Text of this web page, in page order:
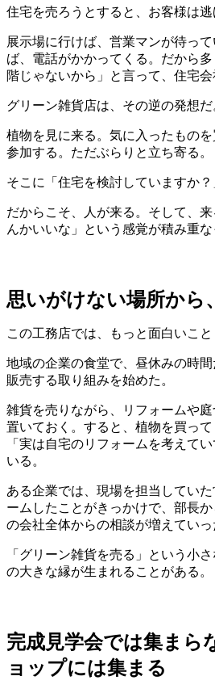
住宅を売ろうとすると、お客様は逃
展示場に行けば、営業マンが待っ
ば、電話がかかってくる。だから
階じゃないから」と言って、住宅会
グリーン雑貨店は、その逆の発想だ
植物を見に来る。気に入ったもの
参加する。ただぶらりと立ち寄る。
そこに「住宅を検討していますか？
だからこそ、人が来る。そして、
んかいいな」という感覚が積み重な
思いがけない場所から
この工務店では、もっと面白いこと
地域の企業の食堂で、昼休みの時
販売する取り組みを始めた。
雑貨を売りながら、リフォームや
置いておく。すると、植物を買って
「実は自宅のリフォームを考えて
いる。
ある企業では、現場を担当してい
ームしたことがきっかけで、部長
の会社全体からの相談が増えていっ
「グリーン雑貨を売る」という小
の大きな縁が生まれることがある。
完成見学会では集まら
ョップには集まる